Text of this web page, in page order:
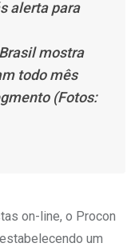
mostra
todo mês
(Fotos:
on-line, o Procon
um